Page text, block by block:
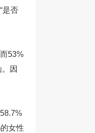
是否
53%
因
女性